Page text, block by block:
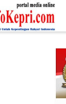
0 auto; max-